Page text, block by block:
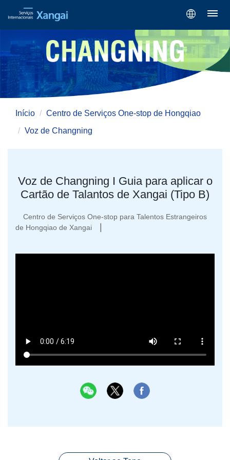
Início
Centro de Serviços One-stop de Hongqiao
Voz de Changning
Voz de Changning I Guia para aplicar o
Cartão de Talantos de Xangai (Tipo B)
Centro de Serviços One-stop para Talentos Estrangeiros
de Hongqiao de Xangai